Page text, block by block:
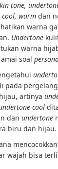
tone,
cool, warm dan
warna
Undertone
warna
soal
pada
artinya
cool
dan undertone
biru dan hijau.
wajah bisa